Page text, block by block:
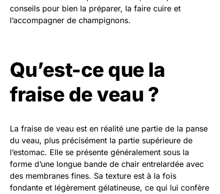
conseils pour bien la préparer, la faire cuire et
l’accompagner de champignons.
Qu’est-ce que la
fraise de veau ?
La fraise de veau est en réalité une partie de la panse
du veau, plus précisément la partie supérieure de
l’estomac. Elle se présente généralement sous la
forme d’une longue bande de chair entrelardée avec
des membranes fines. Sa texture est à la fois
fondante et légèrement gélatineuse, ce qui lui confère